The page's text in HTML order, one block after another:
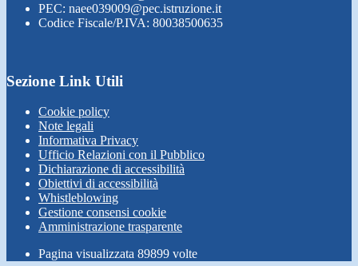
PEC: naee039009@pec.istruzione.it
Codice Fiscale/P.IVA: 80038500635
Sezione Link Utili
Cookie policy
Note legali
Informativa Privacy
Ufficio Relazioni con il Pubblico
Dichiarazione di accessibilità
Obiettivi di accessibilità
Whistleblowing
Gestione consensi cookie
Amministrazione trasparente
Pagina visualizzata 89899 volte